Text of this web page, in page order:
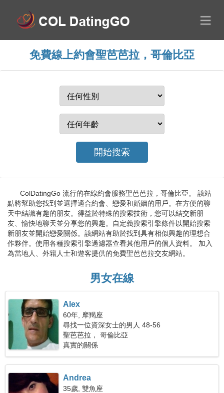
免費線上約會聖芭芭拉，哥倫比亞
ColDatingGo 流行的在線約會服務聖芭芭拉，哥倫比亞。 該站
點將幫助您找到並選擇適合約會、戀愛和婚姻的用戶。在方便的聊
天中結識有趣的朋友。得益於特殊的搜索技術，您可以結交新朋
友、愉快地聊天並分享您的興趣。自定義搜索引擎條件以開始搜索
新朋友並開始戀愛關係。該網站有助於找到具有相似興趣的理想合
作夥伴。使用各種搜索引擎過濾器查看其他用戶的個人資料。 加入
為當地人、外籍人士和遊客提供的免費聖芭芭拉交友網站。
男女在線
Alex
60年, 摩羯座
尋找一位資深女士的男人 48-56
聖芭芭拉， 哥倫比亞
真實的關係
Andrea
35歲, 雙魚座